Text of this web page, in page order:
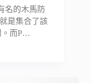
名的木馬防
是集合了該
。而P…